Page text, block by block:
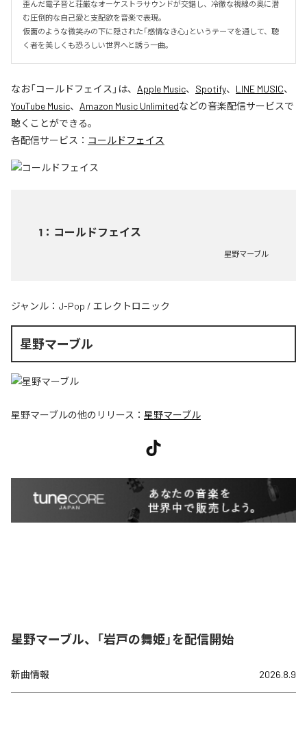
歪んだ電子音と荘厳なオーケストラサウンドが交錯し、冷徹な視線の奥に潜
む圧倒的な自己愛と支配欲を音楽で表現。
仮面のような微笑みの下に隠された「感情なき心」というテーマを通して、聴
く者を美しくも恐ろしい世界へと誘う一曲。
なお「コールドフェイス 」は、 Apple Music、 Spotify、 LINE MUSIC、
YouTube Music、 Amazon Music Unlimitedなどの音楽配信サービスで
聴くことができる。
各配信サービス： コールドフェイス
1 ： コールドフェイス
星野マーブル
ジャンル： J-Pop / エレクトロニック
星野マーブル
星野マーブルの他のリリース： 星野マーブル
星野マーブル、「岩戸の舞姫」を配信開始
新曲情報 2026.8.9